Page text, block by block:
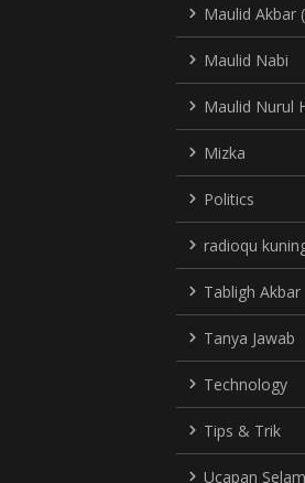
Maulid Akbar
Maulid Nabi
Maulid Nurul
Mizka
Politics
radioqu
Tabligh Akbar
Tanya Jawab
Technology
Tips & Trik
Ucapan